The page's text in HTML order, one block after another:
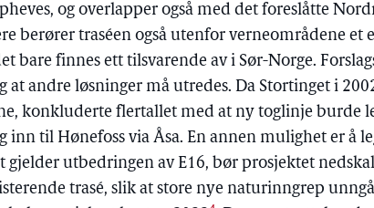
og overlapper også med det foreslåtte
berører traséen også utenfor verneområdene et
bare finnes ett tilsvarende av i Sør-Norge.
at andre løsninger må utredes. Da Stortinget i
konkluderte flertallet med at ny toglinje burde
til Hønefoss via Åsa. En annen mulighet er å
gjelder utbedringen av E16, bør prosjektet
trasé, slik at store nye naturinngrep